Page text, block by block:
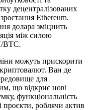
децентралізованих
Ethereum.
долара зміцнить
між силою
BTC.
можуть прискорити
криптовалют. Ван де
для
що відкриє нові
функціональність
проєкти, роблячи актив